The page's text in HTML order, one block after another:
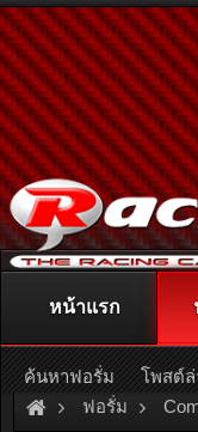
ติดต่อลงโฆษณา
หรืออ่าน
ฟอรั่ม
หน้าแรก
ค้นหาฟอรั่ม โพสต์